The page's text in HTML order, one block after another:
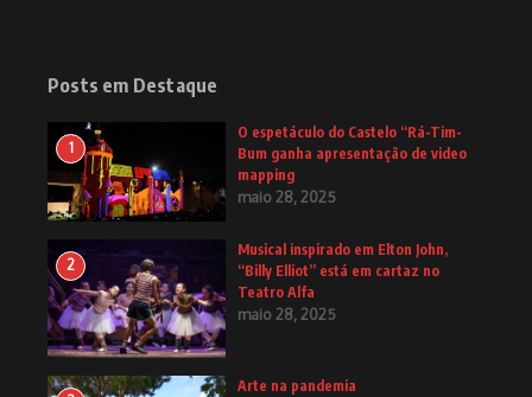
Posts em Destaque
1
O espetáculo do Castelo “Rá-Tim-
Bum ganha apresentação de video
mapping
maio 28, 2025
2
Musical inspirado em Elton John,
“Billy Elliot” está em cartaz no
Teatro Alfa
maio 28, 2025
Arte na pandemia